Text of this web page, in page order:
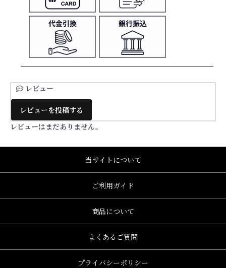
レビュー
レビューを投稿する
レビューはまだありません。
当サイトについて
ご利用ガイド
商品について
よくあるご質問
プライバシーポリシー